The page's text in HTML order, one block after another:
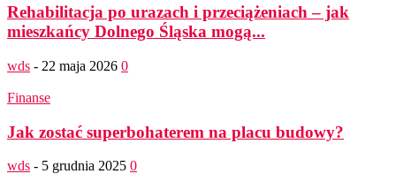
Rehabilitacja po urazach i przeciążeniach – jak
mieszkańcy Dolnego Śląska mogą...
wds - 22 maja 2026 0
Finanse
Jak zostać superbohaterem na placu budowy?
wds - 5 grudnia 2025 0